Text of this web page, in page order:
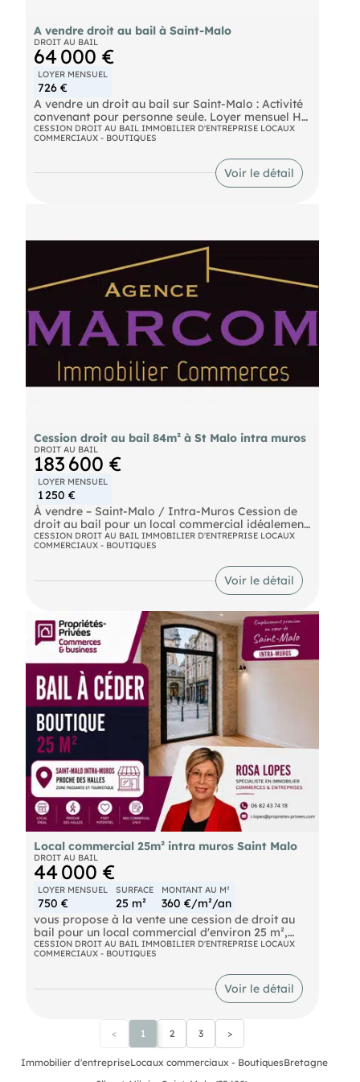
A vendre droit au bail à Saint-Malo
DROIT AU BAIL
64 000 €
LOYER MENSUEL
726 €
A vendre un droit au bail sur Saint-Malo : Activité
convenant pour personne seule. Loyer mensuel HT
: 726 €
- Foncier charge preneur A vendre 52 000 €
CESSION DROIT AU BAIL IMMOBILIER D'ENTREPRISE LOCAUX
COMMERCIAUX - BOUTIQUES
Voir le détail
Cession droit au bail 84m² à St Malo intra muros
DROIT AU BAIL
183 600 €
LOYER MENSUEL
1 250 €
À vendre – Saint-Malo / Intra-Muros Cession de
droit au bail pour un local commercial idéalement
situé. Surface totale de 84 m², comprenant : 42 m²
de surface commerciale 42 m² de réserve Loyer
mensuel : 1 250 € Prix de cession : 170 000 € net
CESSION DROIT AU BAIL IMMOBILIER D'ENTREPRISE LOCAUX
COMMERCIAUX - BOUTIQUES
Voir le détail
Local commercial 25m² intra muros Saint Malo
DROIT AU BAIL
44 000 €
LOYER MENSUEL
750 €
SURFACE
25 m²
MONTANT AU M²
360 €/m²/an
vous propose à la vente une cession de droit au
bail pour un local commercial d'environ 25 m²,
idéalement situé au coeur de Saint-Malo Intra-
Muros.
Le local bénéficie d'un bail 3/6/9, autorisant tout
commerce sauf restauration et activités générant
Atout majeur : faible loyer de 750 euros TTC par
mois, avec une taxe foncière de seulement 490
CESSION DROIT AU BAIL IMMOBILIER D'ENTREPRISE LOCAUX
COMMERCIAUX - BOUTIQUES
Voir le détail
< 1 2 3 >
Immobilier d'entrepriseLocaux commerciaux - BoutiquesBretagne